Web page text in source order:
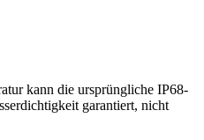
kann die ursprüngliche IP68-
garantiert, nicht